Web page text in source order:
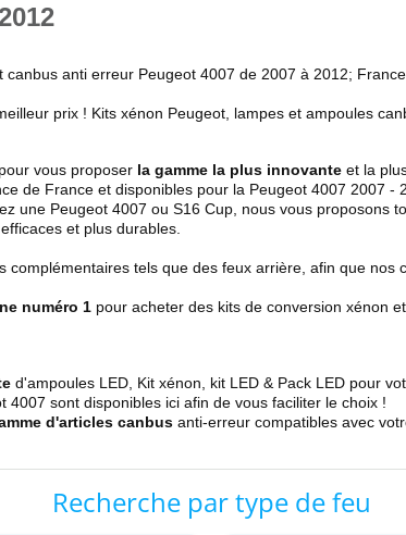
canbus anti erreur Peugeot 4007 de 2007 à 2012;
prix ! Kits xénon Peugeot, lampes et ampoules
vous proposer la gamme la plus innovante et la
de France et disponibles pour la Peugeot 4007 2007 -
une Peugeot 4007 ou S16 Cup, nous vous proposons
et plus durables.
tels que des feux arrière, afin que
numéro 1 pour acheter des kits de conversion xénon et
d'ampoules LED, Kit xénon, kit LED & Pack LED pour
sont disponibles ici afin de vous faciliter le choix !
d'articles canbus anti-erreur compatibles avec
Recherche par type de feu